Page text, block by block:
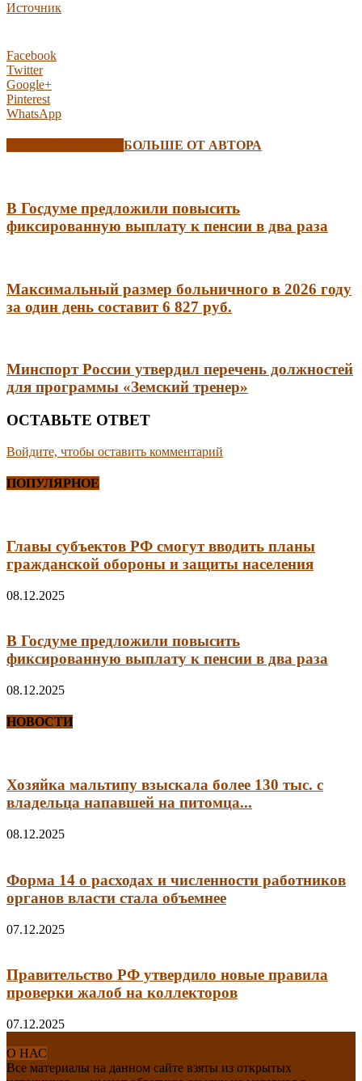
Источник
Facebook
Twitter
Google+
Pinterest
WhatsApp
БОЛЬШЕ ОТ АВТОРА
В Госдуме предложили повысить
фиксированную выплату к пенсии в два раза
Максимальный размер больничного в 2026 году
за один день составит 6 827 руб.
Минспорт России утвердил перечень должностей
для программы «Земский тренер»
ОСТАВЬТЕ ОТВЕТ
Войдите, чтобы оставить комментарий
ПОПУЛЯРНОЕ
Главы субъектов РФ смогут вводить планы
гражданской обороны и защиты населения
08.12.2025
В Госдуме предложили повысить
фиксированную выплату к пенсии в два раза
08.12.2025
НОВОСТИ
Хозяйка мальтипу взыскала более 130 тыс. с
владельца напавшей на питомца...
08.12.2025
Форма 14 о расходах и численности работников
органов власти стала объемнее
07.12.2025
Правительство РФ утвердило новые правила
проверки жалоб на коллекторов
07.12.2025
О НАС
Все материалы на данном сайте взяты из открытых